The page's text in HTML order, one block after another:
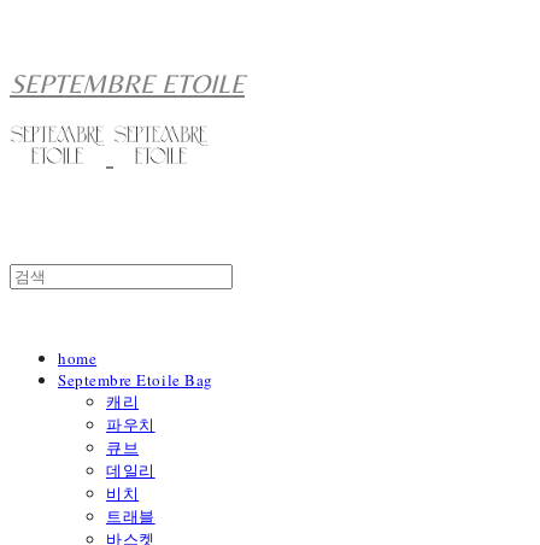
SEPTEMBRE ETOILE
home
Septembre Etoile Bag
캐리
파우치
큐브
데일리
비치
트래블
바스켓